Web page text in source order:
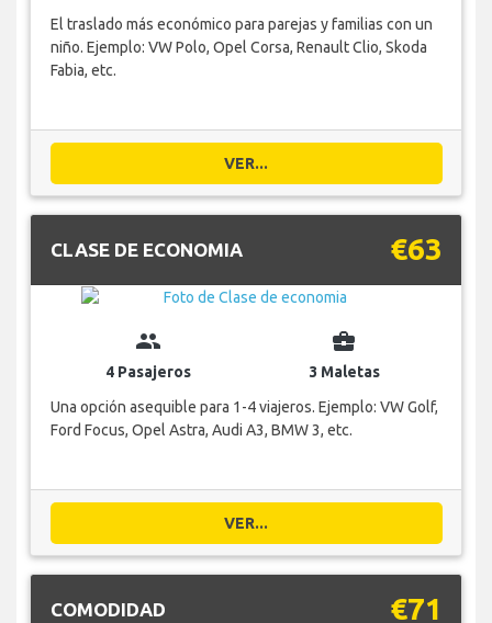
El traslado más económico para parejas y familias con un
niño. Ejemplo: VW Polo, Opel Corsa, Renault Clio, Skoda
Fabia, etc.
VER...
CLASE DE ECONOMIA €63
group
4 Pasajeros
business_center
3 Maletas
Una opción asequible para 1-4 viajeros. Ejemplo: VW Golf,
Ford Focus, Opel Astra, Audi A3, BMW 3, etc.
VER...
COMODIDAD €71